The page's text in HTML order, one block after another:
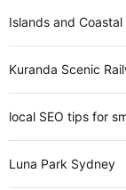
Islands and Coastal
Kuranda Scenic
local SEO tips for
Luna Park Sydney